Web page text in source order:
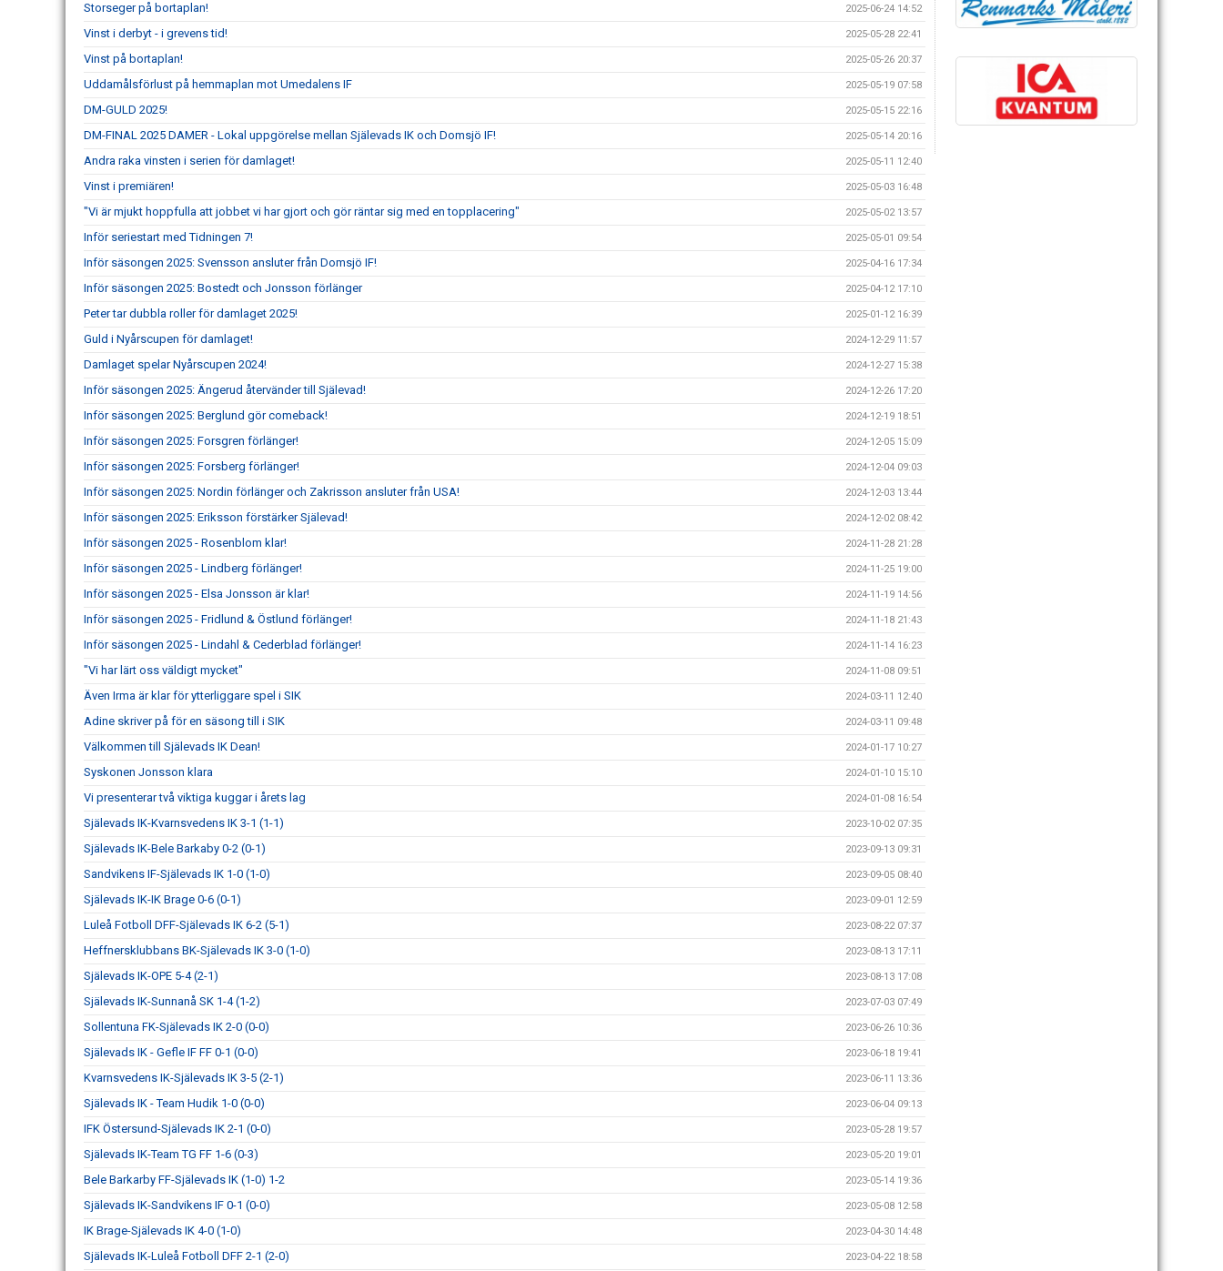
Storseger på bortaplan! 2025-06-24 14:52
Vinst i derbyt - i grevens tid! 2025-05-28 22:41
Vinst på bortaplan! 2025-05-26 20:37
Uddamålsförlust på hemmaplan mot Umedalens IF 2025-05-19 07:58
DM-GULD 2025! 2025-05-15 22:16
DM-FINAL 2025 DAMER - Lokal uppgörelse mellan Själevads IK och Domsjö IF! 2025-05-14 20:16
Andra raka vinsten i serien för damlaget! 2025-05-11 12:40
Vinst i premiären! 2025-05-03 16:48
"Vi är mjukt hoppfulla att jobbet vi har gjort och gör räntar sig med en topplacering" 2025-05-02 13:57
Inför seriestart med Tidningen 7! 2025-05-01 09:54
Inför säsongen 2025: Svensson ansluter från Domsjö IF! 2025-04-16 17:34
Inför säsongen 2025: Bostedt och Jonsson förlänger 2025-04-12 17:10
Peter tar dubbla roller för damlaget 2025! 2025-01-12 16:39
Guld i Nyårscupen för damlaget! 2024-12-29 11:57
Damlaget spelar Nyårscupen 2024! 2024-12-27 15:38
Inför säsongen 2025: Ängerud återvänder till Själevad! 2024-12-26 17:20
Inför säsongen 2025: Berglund gör comeback! 2024-12-19 18:51
Inför säsongen 2025: Forsgren förlänger! 2024-12-05 15:09
Inför säsongen 2025: Forsberg förlänger! 2024-12-04 09:03
Inför säsongen 2025: Nordin förlänger och Zakrisson ansluter från USA! 2024-12-03 13:44
Inför säsongen 2025: Eriksson förstärker Själevad! 2024-12-02 08:42
Inför säsongen 2025 - Rosenblom klar! 2024-11-28 21:28
Inför säsongen 2025 - Lindberg förlänger! 2024-11-25 19:00
Inför säsongen 2025 - Elsa Jonsson är klar! 2024-11-19 14:56
Inför säsongen 2025 - Fridlund & Östlund förlänger! 2024-11-18 21:43
Inför säsongen 2025 - Lindahl & Cederblad förlänger! 2024-11-14 16:23
"Vi har lärt oss väldigt mycket" 2024-11-08 09:51
Även Irma är klar för ytterliggare spel i SIK 2024-03-11 12:40
Adine skriver på för en säsong till i SIK 2024-03-11 09:48
Välkommen till Själevads IK Dean! 2024-01-17 10:27
Syskonen Jonsson klara 2024-01-10 15:10
Vi presenterar två viktiga kuggar i årets lag 2024-01-08 16:54
Själevads IK-Kvarnsvedens IK 3-1 (1-1) 2023-10-02 07:35
Själevads IK-Bele Barkaby 0-2 (0-1) 2023-09-13 09:31
Sandvikens IF-Själevads IK 1-0 (1-0) 2023-09-05 08:40
Själevads IK-IK Brage 0-6 (0-1) 2023-09-01 12:59
Luleå Fotboll DFF-Själevads IK 6-2 (5-1) 2023-08-22 07:37
Heffnersklubbans BK-Själevads IK 3-0 (1-0) 2023-08-13 17:11
Själevads IK-OPE 5-4 (2-1) 2023-08-13 17:08
Själevads IK-Sunnanå SK 1-4 (1-2) 2023-07-03 07:49
Sollentuna FK-Själevads IK 2-0 (0-0) 2023-06-26 10:36
Själevads IK - Gefle IF FF 0-1 (0-0) 2023-06-18 19:41
Kvarnsvedens IK-Själevads IK 3-5 (2-1) 2023-06-11 13:36
Själevads IK - Team Hudik 1-0 (0-0) 2023-06-04 09:13
IFK Östersund-Själevads IK 2-1 (0-0) 2023-05-28 19:57
Själevads IK-Team TG FF 1-6 (0-3) 2023-05-20 19:01
Bele Barkarby FF-Själevads IK (1-0) 1-2 2023-05-14 19:36
Själevads IK-Sandvikens IF 0-1 (0-0) 2023-05-08 12:58
IK Brage-Själevads IK 4-0 (1-0) 2023-04-30 14:48
Själevads IK-Luleå Fotboll DFF 2-1 (2-0) 2023-04-22 18:58